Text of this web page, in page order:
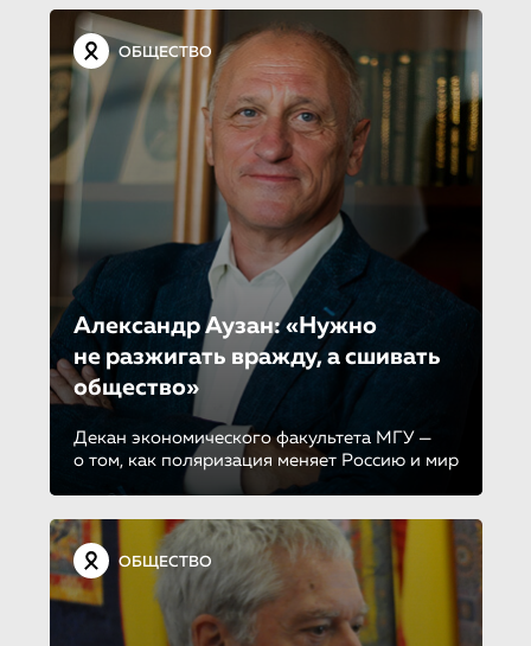
ОБЩЕСТВО
Александр Аузан: «Нужно
не разжигать вражду, а сшивать
общество»
Декан экономического факультета МГУ —
о том, как поляризация меняет Россию и мир
ОБЩЕСТВО